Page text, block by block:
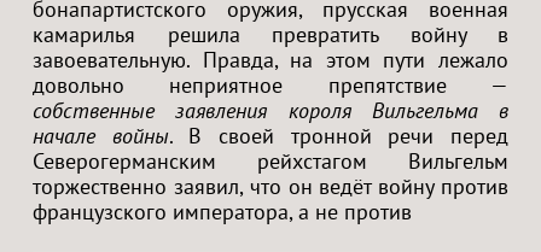
бонапартистского оружия, прусская военная
камарилья решила превратить войну в
завоевательную. Правда, на этом пути лежало
довольно неприятное препятствие —
собственные заявления короля Вильгельма в
начале войны. В своей тронной речи перед
Северогерманским рейхстагом Вильгельм
торжественно заявил, что он ведёт войну против
французского императора, а не против